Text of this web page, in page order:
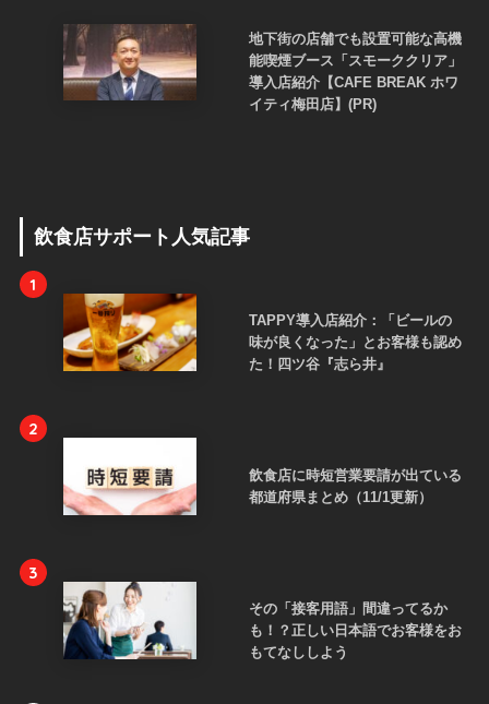
地下街の店舗でも設置可能な高機
能喫煙ブース「スモーククリア」
導入店紹介【CAFE BREAK ホワ
イティ梅田店】(PR)
飲食店サポート人気記事
1
TAPPY導入店紹介：「ビールの
味が良くなった」とお客様も認め
た！四ツ谷『志ら井』
2
飲食店に時短営業要請が出ている
都道府県まとめ（11/1更新）
3
その「接客用語」間違ってるか
も！？正しい日本語でお客様をお
もてなししよう